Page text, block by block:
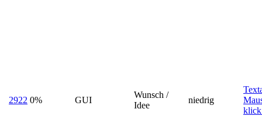
2922 0% GUI
Wunsch /
Idee
niedrig
klick